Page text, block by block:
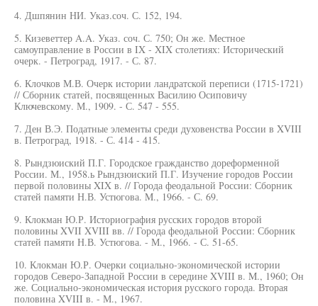
4. Дшпянин НИ. Указ.соч. С. 152, 194.
5. Кизеветтер A.A. Указ. соч. С. 750; Он же. Местное
самоуправление в России в IX - XIX столетиях: Исторический
очерк. - Петроград, 1917. - С. 87.
6. Клочков М.В. Очерк истории ландратской переписи (1715-1721)
// Сборник статей, посвященных Василию Осиповичу
Ключевскому. М., 1909. - С. 547 - 555.
7. Ден В.Э. Податные элементы среди духовенства России в XVIII
в. Петроград, 1918. - С. 414 - 415.
8. Рындзюиский П.Г. Городское гражданство дореформенной
России. М., 1958.ь Рындзюиский П.Г. Изучение городов России
первой половины XIX в. // Города феодальной России: Сборник
статей памяти Н.В. Устюгова. M., 1966. - С. 69.
9. Клокман Ю.Р. Историография русских городов второй
половины XVII XVIII вв. // Города феодальной России: Сборник
статей памяти Н.В. Устюгова. - М., 1966. - С. 51-65.
10. Клокман Ю.Р. Очерки социально-экономической истории
городов Северо-Западной России в середине XVIII в. M., 1960; Он
же. Социально-экономическая история русского города. Вторая
половина XVIII в. - М., 1967.